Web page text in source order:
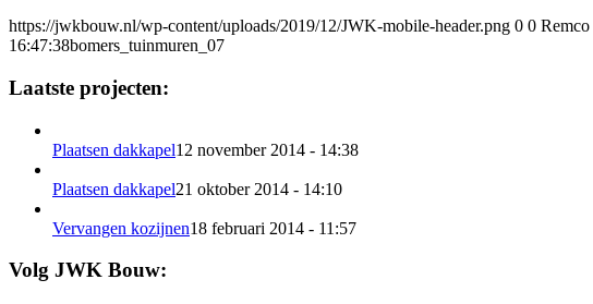
https://jwkbouw.nl/wp-content/uploads/2019/12/JWK-mobile-header.png 0 0 Remco
16:47:38bomers_tuinmuren_07
Laatste projecten:
Plaatsen dakkapel12 november 2014 - 14:38
Plaatsen dakkapel21 oktober 2014 - 14:10
Vervangen kozijnen18 februari 2014 - 11:57
Volg JWK Bouw: